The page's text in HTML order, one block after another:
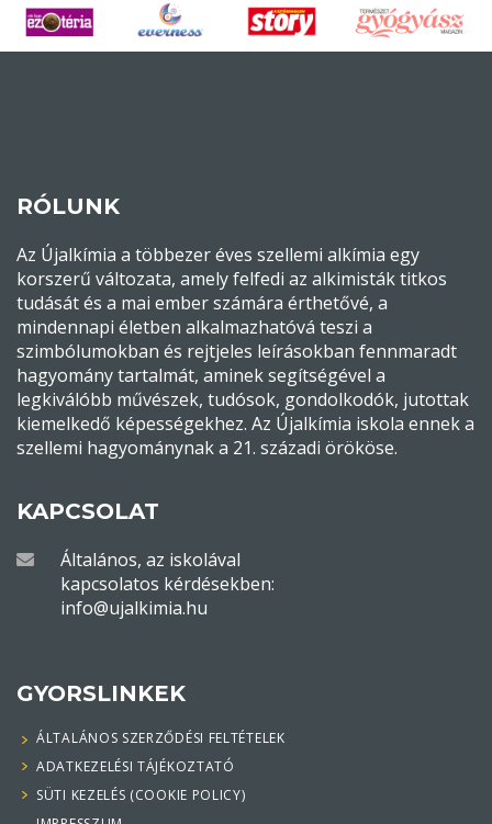
RÓLUNK
Az Újalkímia a többezer éves szellemi alkímia egy
korszerű változata, amely felfedi az alkimisták titkos
tudását és a mai ember számára érthetővé, a
mindennapi életben alkalmazhatóvá teszi a
szimbólumokban és rejtjeles leírásokban fennmaradt
hagyomány tartalmát, aminek segítségével a
legkiválóbb művészek, tudósok, gondolkodók, jutottak
kiemelkedő képességekhez. Az Újalkímia iskola ennek a
szellemi hagyománynak a 21. századi örököse.
KAPCSOLAT
Általános, az iskolával
kapcsolatos kérdésekben:
info@ujalkimia.hu
GYORSLINKEK
ÁLTALÁNOS SZERZŐDÉSI FELTÉTELEK
ADATKEZELÉSI TÁJÉKOZTATÓ
SÜTI KEZELÉS (COOKIE POLICY)